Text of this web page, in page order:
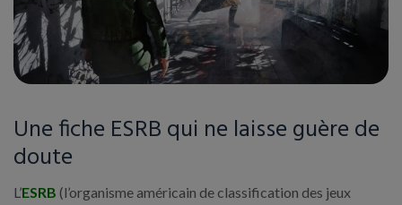
Une fiche ESRB qui ne laisse guère de
doute
L’ESRB (l’organisme américain de classification des jeux